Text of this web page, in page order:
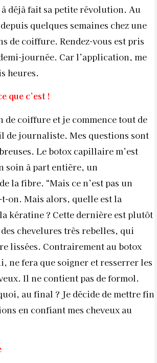
déjà fait sa petite révolution. Au
quelques semaines chez une
de coiffure. Rendez-vous est pris
journée. Car l’application, me
heures.
que c’est !
de coiffure et je commence tout de
de journaliste. Mes questions sont
Le botox capillaire m’est
soin à part entière, un
la fibre. “Mais ce n’est pas un
on. Mais alors, quelle est la
kératine ? Cette dernière est plutôt
chevelures très rebelles, qui
lissées. Contrairement au botox
ne fera que soigner et resserrer les
Il ne contient pas de formol.
au final ? Je décide de mettre fin
en confiant mes cheveux au